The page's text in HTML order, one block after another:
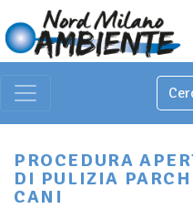
Main Navigation
PROCEDURA
DI PULIZIA
CANI